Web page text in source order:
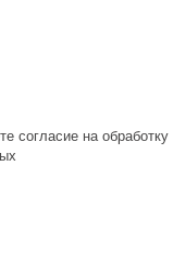
согласие на обработку